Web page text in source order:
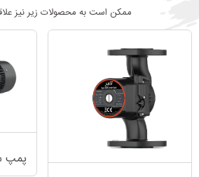
ممکن است به محصولات زیر نیز